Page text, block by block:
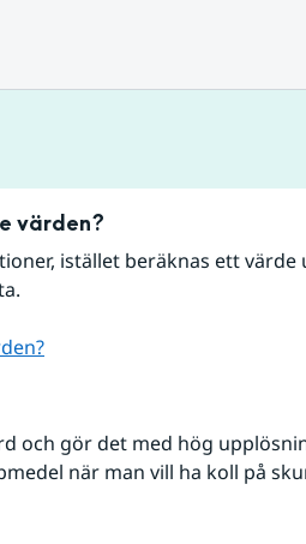
värden?
istället beräknas ett värde
och gör det med hög
när man vill ha koll på